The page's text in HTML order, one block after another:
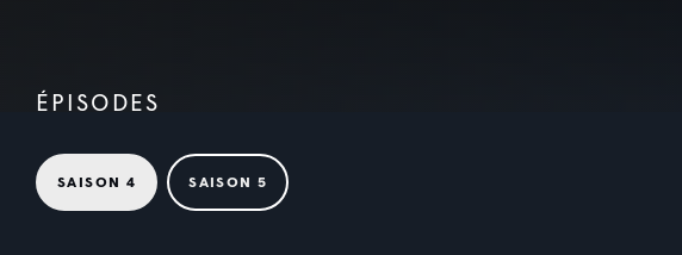
ÉPISODES
SAISON 4 SAISON 5